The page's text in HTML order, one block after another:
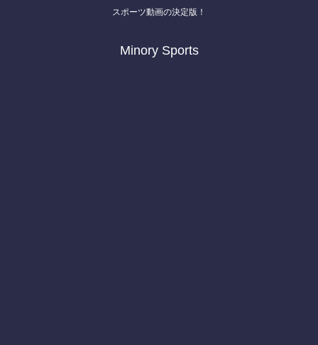
スポーツ動画の決定版！
Minory Sports